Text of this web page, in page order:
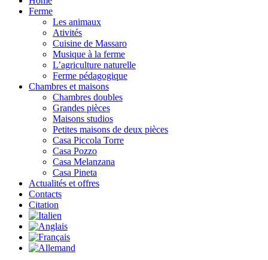
Ferme
Les animaux
Ativités
Cuisine de Massaro
Musique à la ferme
L’agriculture naturelle
Ferme pédagogique
Chambres et maisons
Chambres doubles
Grandes pièces
Maisons studios
Petites maisons de deux pièces
Casa Piccola Torre
Casa Pozzo
Casa Melanzana
Casa Pineta
Actualités et offres
Contacts
Citation